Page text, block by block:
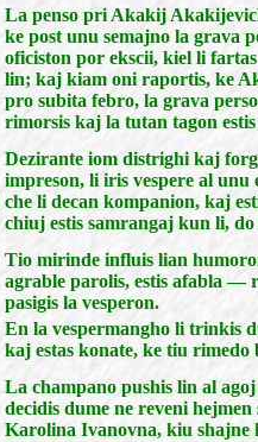
La penso pri Akakij
ke post unu semajno la grava
oficiston por ekscii, kiel li
lin; kaj kiam oni raportis, ke
pro subita febro, la grava
rimorsis kaj la tutan tagon
Dezirante iom distrighi kaj
impreson, li iris vespere al
che li decan kompanion, kaj
chiuj estis samrangaj kun li,
Tio mirinde influis lian
agrable parolis, estis afabla —
pasigis la vesperon.
En la vespermangho li trinkis
kaj estas konate, ke tiu rimedo
La champano pushis lin al
decidis dume ne reveni
Karolina Ivanovna, kiu shajne